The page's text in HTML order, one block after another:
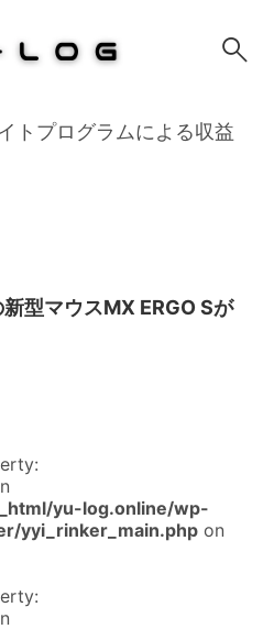
トプログラムによる収益
型マウスMX ERGO Sが
yu-log.online/wp-
yyi_rinker_main.php on